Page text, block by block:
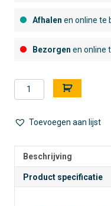
Afhalen en online te
Bezorgen en online
Montage
kit
High
aantal
l
e
n
t
i
Toevoegen aan lijst
Beschrijving
Product specificatie